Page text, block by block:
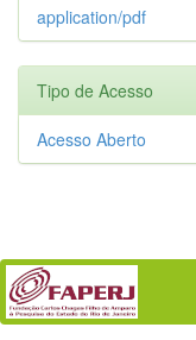
application/pdf
Tipo de Acesso
Acesso Aberto